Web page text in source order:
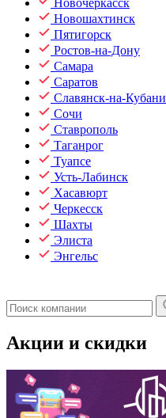
Новочеркасск
Новошахтинск
Пятигорск
Ростов-на-Дону
Самара
Саратов
Славянск-на-Кубани
Сочи
Ставрополь
Таганрог
Туапсе
Усть-Лабинск
Хасавюрт
Черкесск
Шахты
Элиста
Энгельс
Акции и скидки